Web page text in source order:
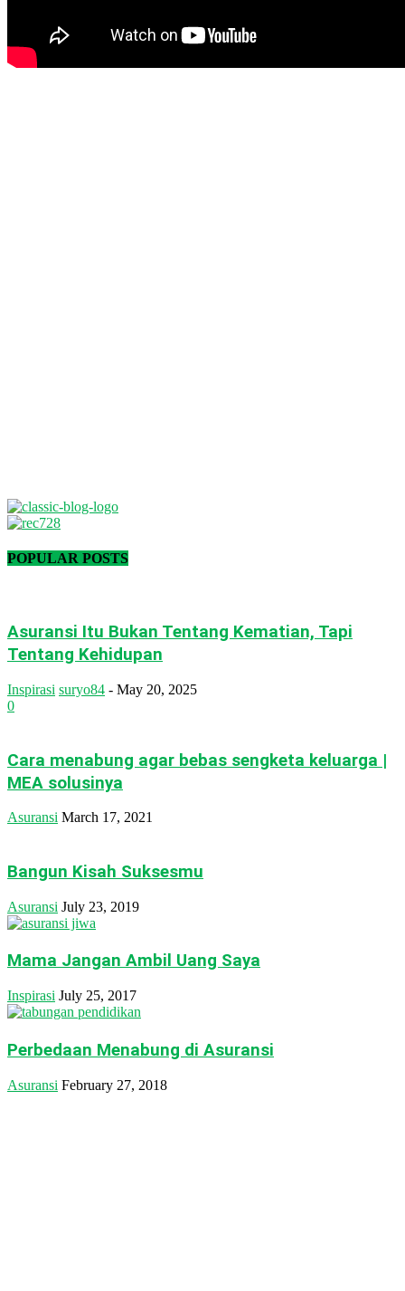
POPULAR POSTS
Asuransi Itu Bukan Tentang Kematian, Tapi
Tentang Kehidupan
Inspirasi suryo84 - May 20, 2025
0
Cara menabung agar bebas sengketa keluarga |
MEA solusinya
Asuransi March 17, 2021
Bangun Kisah Suksesmu
Asuransi July 23, 2019
Mama Jangan Ambil Uang Saya
Inspirasi July 25, 2017
Perbedaan Menabung di Asuransi
Asuransi February 27, 2018